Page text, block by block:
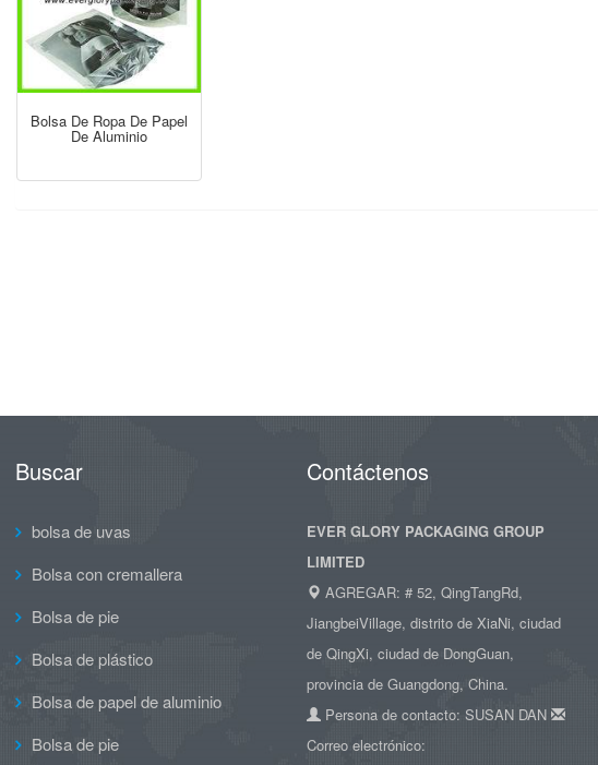
Bolsa De Ropa De Papel
De Aluminio
Buscar
bolsa de uvas
Bolsa con cremallera
Bolsa de pie
Bolsa de plástico
Bolsa de papel de aluminio
Bolsa de pie
Contáctenos
EVER GLORY PACKAGING GROUP
LIMITED
AGREGAR: # 52, QingTangRd,
JiangbeiVillage, distrito de XiaNi, ciudad
de QingXi, ciudad de DongGuan,
provincia de Guangdong, China.
Persona de contacto: SUSAN DAN
Correo electrónico: